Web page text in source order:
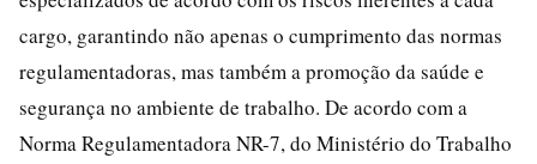
cargo, garantindo não apenas o cumprimento das normas
regulamentadoras, mas também a promoção da saúde e
segurança no ambiente de trabalho. De acordo com a
Norma Regulamentadora NR-7, do Ministério do Trabalho